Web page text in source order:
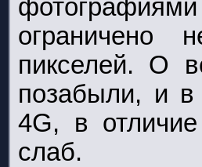
ограничено
пикселей. О
позабыли, и в
4G, в
слаб.